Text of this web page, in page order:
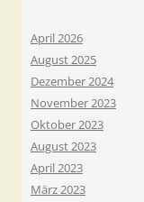
April 2026
August 2025
Dezember 2024
November 2023
Oktober 2023
August 2023
April 2023
März 2023